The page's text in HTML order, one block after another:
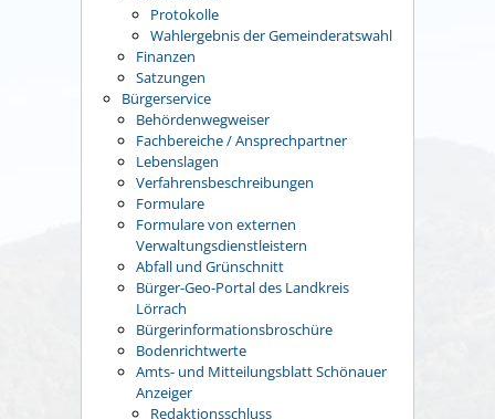
Protokolle
Wahlergebnis der Gemeinderatswahl
Finanzen
Satzungen
Bürgerservice
Behördenwegweiser
Fachbereiche / Ansprechpartner
Lebenslagen
Verfahrensbeschreibungen
Formulare
Formulare von externen
Verwaltungsdienstleistern
Abfall und Grünschnitt
Bürger-Geo-Portal des Landkreis
Lörrach
Bürgerinformationsbroschüre
Bodenrichtwerte
Amts- und Mitteilungsblatt Schönauer
Anzeiger
Redaktionsschluss